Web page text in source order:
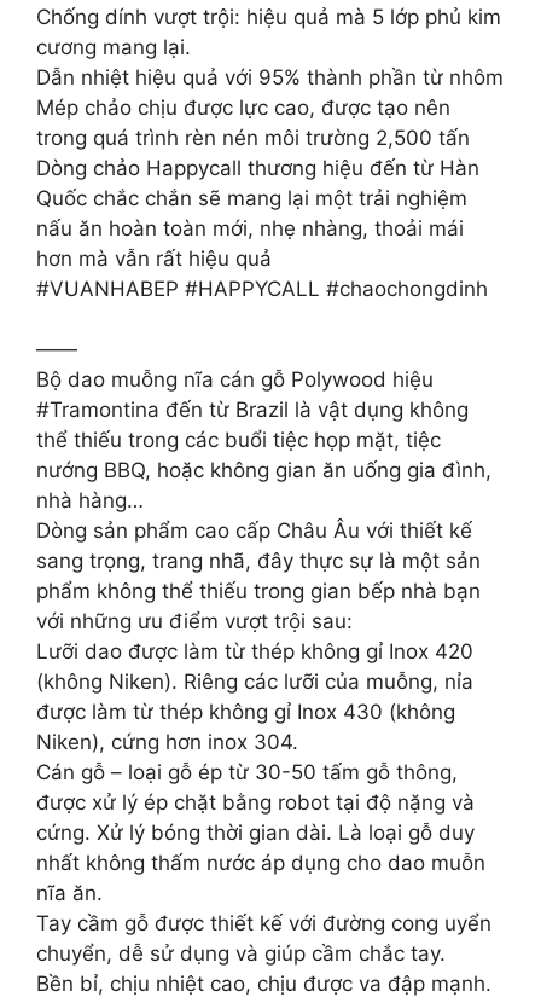
Chống dính vượt trội: hiệu quả mà 5 lớp phủ kim
cương mang lại.
Dẫn nhiệt hiệu quả với 95% thành phần từ nhôm
Mép chảo chịu được lực cao, được tạo nên
trong quá trình rèn nén môi trường 2,500 tấn
Dòng chảo Happycall thương hiệu đến từ Hàn
Quốc chắc chắn sẽ mang lại một trải nghiệm
nấu ăn hoàn toàn mới, nhẹ nhàng, thoải mái
hơn mà vẫn rất hiệu quả
#VUANHABEP #HAPPYCALL #chaochongdinh
——
Bộ dao muỗng nĩa cán gỗ Polywood hiệu
#Tramontina đến từ Brazil là vật dụng không
thể thiếu trong các buổi tiệc họp mặt, tiệc
nướng BBQ, hoặc không gian ăn uống gia đình,
nhà hàng…
Dòng sản phẩm cao cấp Châu Âu với thiết kế
sang trọng, trang nhã, đây thực sự là một sản
phẩm không thể thiếu trong gian bếp nhà bạn
với những ưu điểm vượt trội sau:
Lưỡi dao được làm từ thép không gỉ Inox 420
(không Niken). Riêng các lưỡi của muỗng, nỉa
được làm từ thép không gỉ Inox 430 (không
Niken), cứng hơn inox 304.
Cán gỗ – loại gỗ ép từ 30-50 tấm gỗ thông,
được xử lý ép chặt bằng robot tại độ nặng và
cứng. Xử lý bóng thời gian dài. Là loại gỗ duy
nhất không thấm nước áp dụng cho dao muỗn
nĩa ăn.
Tay cầm gỗ được thiết kế với đường cong uyển
chuyển, dễ sử dụng và giúp cầm chắc tay.
Bền bỉ, chịu nhiệt cao, chịu được va đập mạnh.